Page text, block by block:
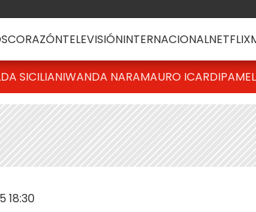
CORAZÓNTELEVISIÓNINTERNACIONALNETFLIX
SICILIANIWANDA NARAMAURO ICARDI
18:30